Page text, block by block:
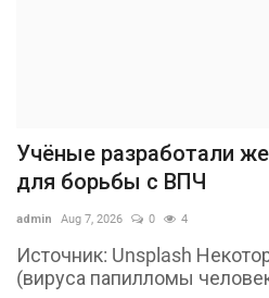
Учёные разработали
для борьбы с ВПЧ
admin Aug 7, 2026 0 4
Источник: Unsplash
(вируса папилломы